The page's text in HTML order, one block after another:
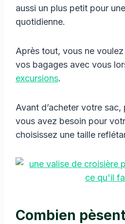
aussi un plus petit pour
quotidienne.
Après tout, vous ne
vos bagages avec vous
excursions.
Avant d’acheter votre
vous avez besoin pour
choisissez une taille
Combien